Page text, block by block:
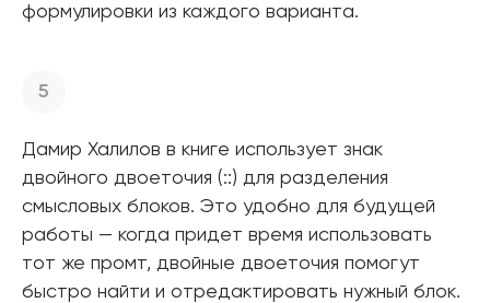
формулировки из каждого варианта.
Дамир Халилов в книге использует знак
двойного двоеточия (::) для разделения
смысловых блоков. Это удобно для будущей
работы — когда придет время использовать
тот же промт, двойные двоеточия помогут
быстро найти и отредактировать нужный блок.